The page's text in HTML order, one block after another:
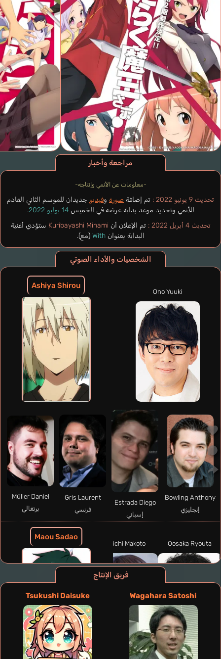
مراجعة وأخبار
-معلومات عن الأنمي وإنتاجه-
تحديث 9 يونيو 2022 : تم إضافة صورة وفيديو جديدان للموسم الثاني القادم
للأنمي وتحديد موعد بداية عرضه في الخميس14 يوليو 2022
.
تحديث 4 أبريل 2022 :
تم الإعلان أن Kuribayashi Minami ستؤدي أغنية
البداية بعنوانWith (مع).
فريق الإنتاج
Wagahara Satoshi
Tsukushi Daisuke
الشخصيات والأداء الصوتي
Ashiya Shirou
Ono Yuuki
Bowling Anthony
إنجليزي
Estrada Diego
إسباني
Gris Laurent
فرنسي
Müller Daniel
برتغالي
Maou Sadao
Oosaka Ryouta
Koichi Makoto